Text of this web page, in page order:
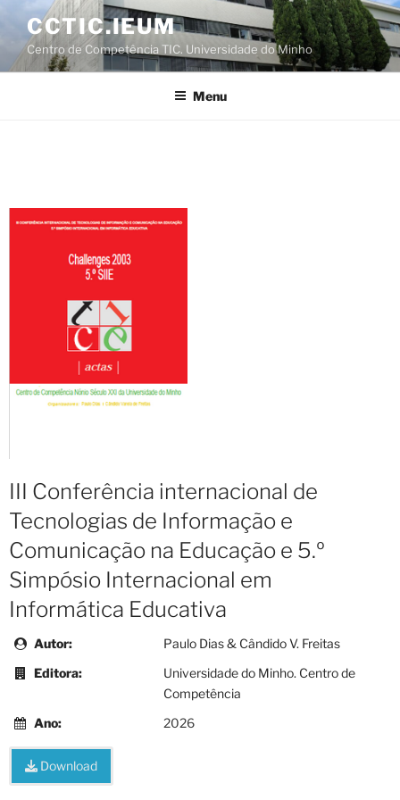
Saltar
conteúdo
CCTIC.IEUM
Centro de Competência TIC. Universidade do Minho
Menu
III Conferência internacional de
Tecnologias de Informação e
Comunicação na Educação e 5.º
Simpósio Internacional em
Informática Educativa
Autor:
Paulo Dias & Cândido V. Freitas
Editora:
Universidade do Minho. Centro de
Competência
Ano:
2026
Download